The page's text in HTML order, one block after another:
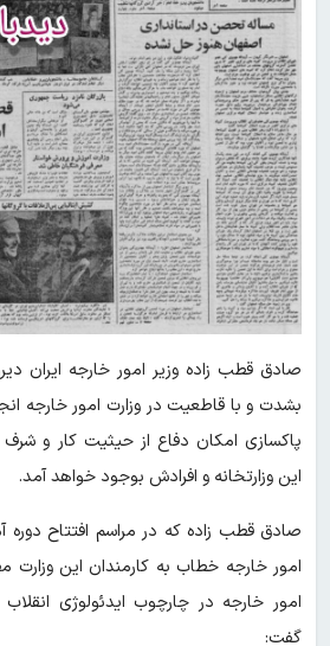
صادق قطب زاده وزیر امور خارجه ایران
بشدت و با قاطعیت در وزارت امور خارجه
پاکسازی امکان دفاع از حیثیت کار و
این وزارتخانه و افرادش بوجود خواهد آمد.
صادق قطب زاده که در مراسم افتتاح دوره
امور خارجه خطاب به کارمندان این وزارت
امور خارجه در چارچوب ایدئولوژی‌
گفت: